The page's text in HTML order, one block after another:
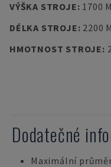
VÝŠKA STROJE: 1700
DÉLKA STROJE: 2200
HMOTNOST STROJE:
Dodatečné
Maximální